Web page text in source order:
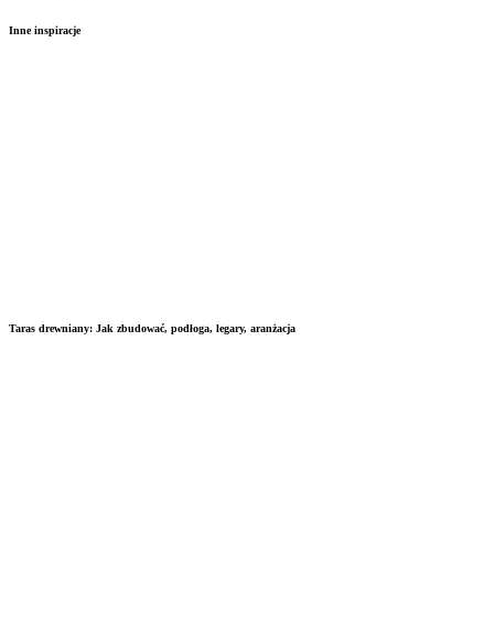
Inne inspiracje
Taras drewniany: Jak zbudować, podłoga, legary, aranżacja